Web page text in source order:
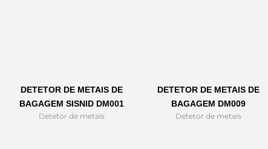
DETETOR DE METAIS DE
BAGAGEM SISNID DM001
Detetor de metais
DETETOR DE METAIS DE
BAGAGEM DM009
Detetor de metais